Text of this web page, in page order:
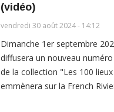
(vidéo)
vendredi 30 août 2024 - 14:12
Dimanche 1er septembre
diffusera un nouveau
de la collection "Les 100
emmènera sur la French